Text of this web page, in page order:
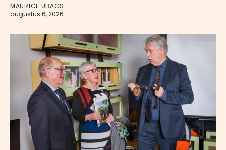
MAURICE UBAGS
augustus 6, 2026